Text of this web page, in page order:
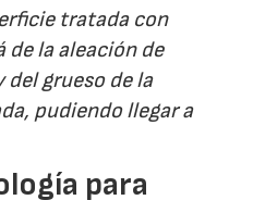
tratada con
de la aleación de
grueso de la
pudiendo llegar a
para